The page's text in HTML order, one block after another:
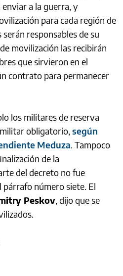
a la guerra, y
para cada región de
responsables de su
movilización las recibirán
que sirvieron en el
contrato para permanecer
los militares de reserva
obligatorio, según
Meduza. Tampoco
de la
del decreto no fue
párrafo número siete. El
Peskov, dijo que se